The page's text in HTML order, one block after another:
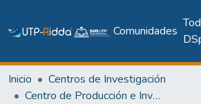
Comunidades
Inicio
Centros de Investigación
Centro de Producción e Investigaciones Agroindustriales